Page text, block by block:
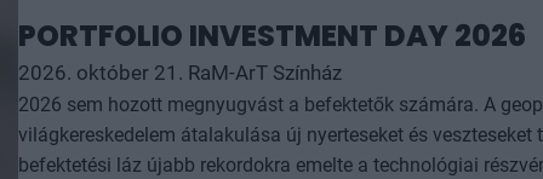
PORTFOLIO INVESTMENT DAY 2026
2026. október 21. RaM-ArT Színház
2026 sem hozott megnyugvást a befektetők számára. A
világkereskedelem átalakulása új nyerteseket és
befektetési láz újabb rekordokra emelte a technológiai